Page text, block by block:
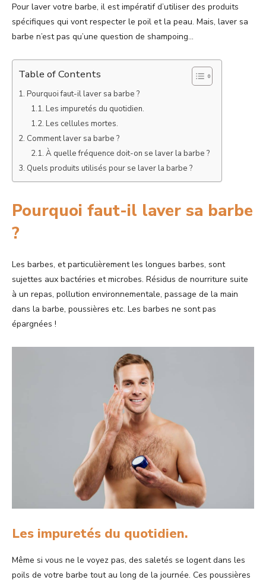
Pour laver votre barbe, il est impératif d’utiliser des produits
spécifiques qui vont respecter le poil et la peau. Mais, laver sa
barbe n’est pas qu’une question de shampoing…
Table of Contents
Pourquoi faut-il laver sa barbe ?
Les impuretés du quotidien.
Les cellules mortes.
Comment laver sa barbe ?
À quelle fréquence doit-on se laver la barbe ?
Quels produits utilisés pour se laver la barbe ?
Pourquoi faut-il laver sa barbe
?
Les barbes, et particulièrement les longues barbes, sont
sujettes aux bactéries et microbes. Résidus de nourriture suite
à un repas, pollution environnementale, passage de la main
dans la barbe, poussières etc. Les barbes ne sont pas
épargnées !
Les impuretés du quotidien.
Même si vous ne le voyez pas, des saletés se logent dans les
poils de votre barbe tout au long de la journée. Ces poussières